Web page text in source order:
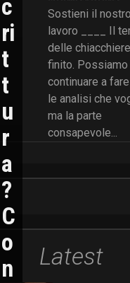
Sostieni il nostro
lavoro ____ Il
delle
finito. Possiamo
continuare a
le analisi che
ma la parte
consapevole...
Latest
C
Ri
T
T
U
R
A
?
C
O
N